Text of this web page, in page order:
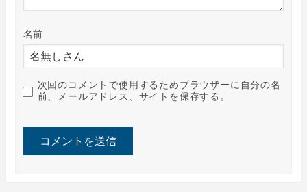
名前
次回のコメントで使用するためブラウザーに自分の名
前、メールアドレス、サイトを保存する。